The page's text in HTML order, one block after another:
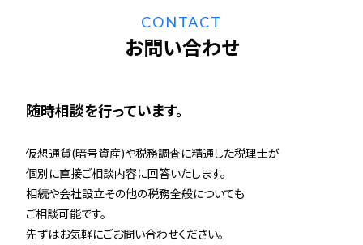
CONTACT
お問い合わせ
随時相談を行っています。
仮想通貨(暗号資産)や税務調査に精通した税理士が
個別に直接ご相談内容に回答いたします。
相続や会社設立その他の税務全般についても
ご相談可能です。
先ずはお気軽にごお問い合わせください。